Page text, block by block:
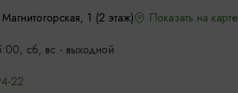
1 (2 этаж) Показать на карте
сб, вс - выходной
22